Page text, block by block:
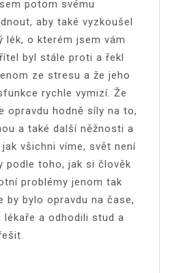
potom svému
aby také vyzkoušel
lék, o kterém jsem vám
byl stále proti a řekl
ze stresu a že jeho
rychle vymizí. Že
opravdu hodně síly na to,
a také další něžnosti a
všichni víme, svět není
podle toho, jak si člověk
problémy jenom tak
by bylo opravdu na čase,
lékaře a odhodili stud a